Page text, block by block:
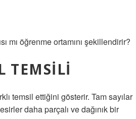
mı öğrenme ortamını şekillendirir?
TEMSILI
temsil ettiğini gösterir. Tam sayılar
daha parçalı ve dağınık bir